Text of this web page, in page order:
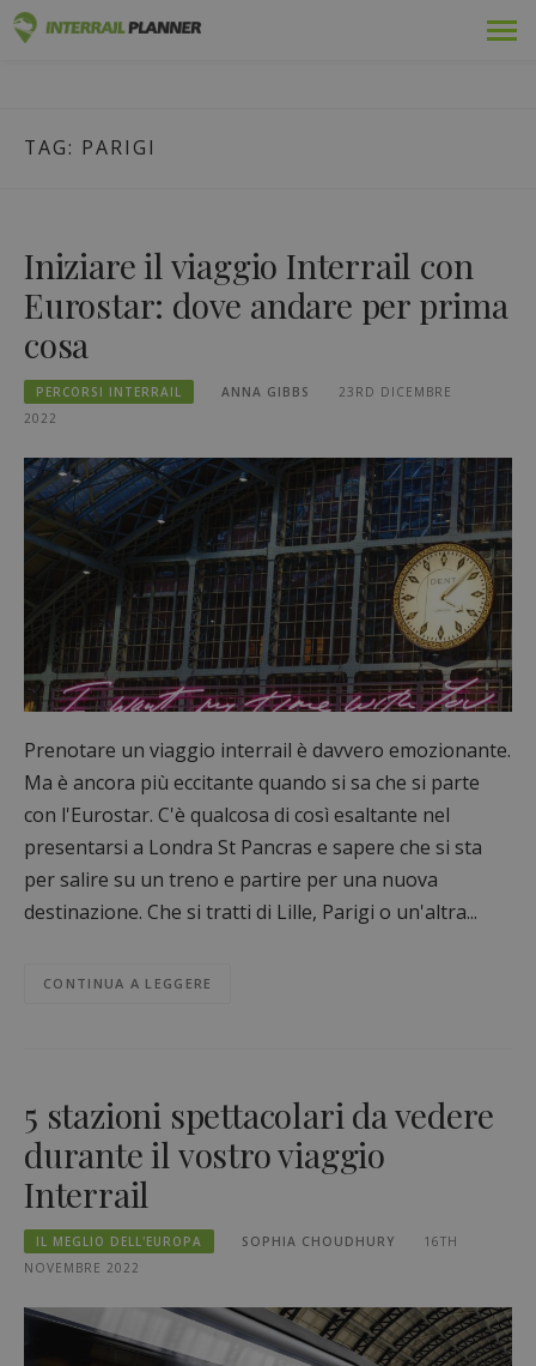
Passaggi
Guide dei Paesi
Disconnettersi
Pianificare un nuovo viaggio!
TAG: PARIGI
Iniziare il viaggio Interrail con
Eurostar: dove andare per prima
cosa
PERCORSI INTERRAIL ANNA GIBBS
23RD DICEMBRE
2022
Prenotare un viaggio interrail è davvero emozionante.
Ma è ancora più eccitante quando si sa che si parte
con l'Eurostar. C'è qualcosa di così esaltante nel
presentarsi a Londra St Pancras e sapere che si sta
per salire su un treno e partire per una nuova
destinazione. Che si tratti di Lille, Parigi o un'altra...
CONTINUA A LEGGERE
5 stazioni spettacolari da vedere
durante il vostro viaggio
Interrail
IL MEGLIO DELL'EUROPA SOPHIA CHOUDHURY
16TH
NOVEMBRE 2022